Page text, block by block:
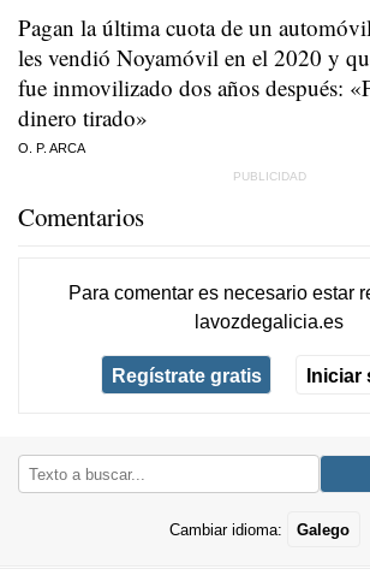
Pagan la última cuota de un
les vendió Noyamóvil en el 2020 y
fue inmovilizado dos años después:
dinero tirado»
O. P. ARCA
Comentarios
Para comentar es necesario estar
lavozdegalicia.es
Regístrate gratis Iniciar
Cambiar idioma: Galego